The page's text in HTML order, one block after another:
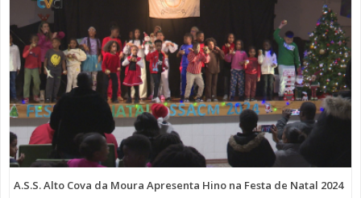
A.S.S. Alto Cova da Moura Apresenta Hino na Festa de Natal 2024